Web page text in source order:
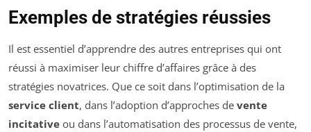
Exemples de stratégies réussies
Il est essentiel d’apprendre des autres entreprises qui ont
réussi à maximiser leur chiffre d’affaires grâce à des
stratégies novatrices. Que ce soit dans l’optimisation de la
service client, dans l’adoption d’approches de vente
incitative ou dans l’automatisation des processus de vente,